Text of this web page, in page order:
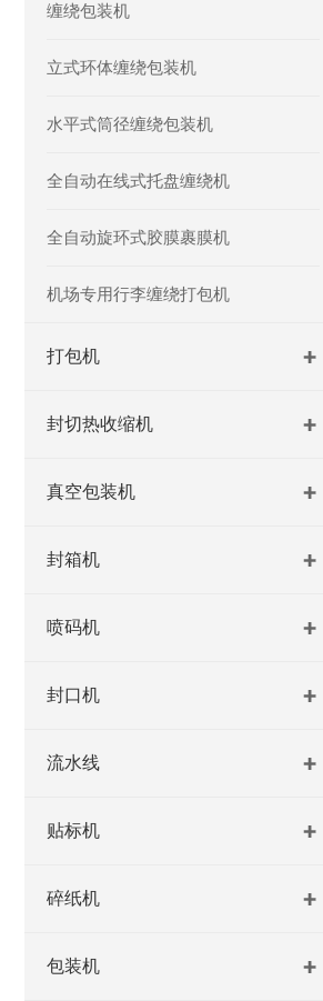
缠绕包装机
立式环体缠绕包装机
水平式筒径缠绕包装机
全自动在线式托盘缠绕机
全自动旋环式胶膜裹膜机
机场专用行李缠绕打包机
打包机
封切热收缩机
真空包装机
封箱机
喷码机
封口机
流水线
贴标机
碎纸机
包装机